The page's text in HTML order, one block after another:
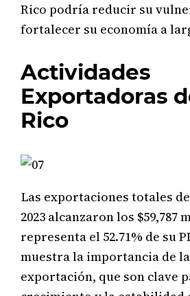
Rico podría reducir su
fortalecer su economía a
Actividades
Exportadoras
Rico
Las exportaciones totales
2023 alcanzaron los $59,787
representa el 52.71% de su
muestra la importancia de
exportación, que son clave